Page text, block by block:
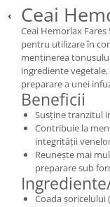
Ceai
Ceai Hemorlax
pentru utilizare în
menținerea
ingrediente
preparare a unei
Beneficii
Susține tranzitul
Contribuie la
integrității
Reunește mai
preparare sub
Coada șoricelului